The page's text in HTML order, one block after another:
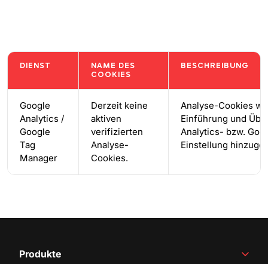
DIENST
NAME DES
COOKIES
BESCHREIBUNG
Google
Analytics /
Google
Tag
Manager
Derzeit keine
aktiven
verifizierten
Analyse-
Cookies.
Analyse-Cookies
Einführung und
Analytics- bzw.
Einstellung
Produkte